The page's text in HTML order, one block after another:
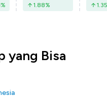
% 1.88% 1.35
yang Bisa